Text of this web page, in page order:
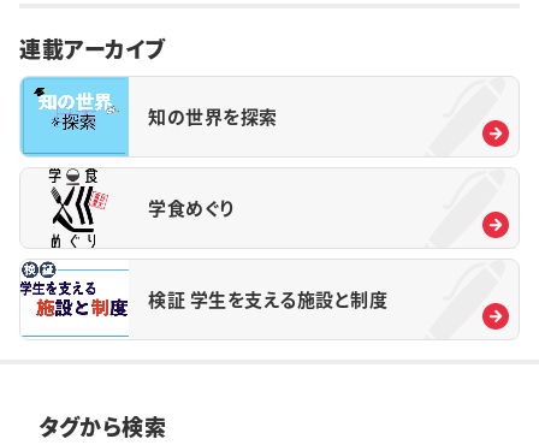
連載アーカイブ
知の世界を探索
学食めぐり
検証 学生を支える施設と制度
タグから検索